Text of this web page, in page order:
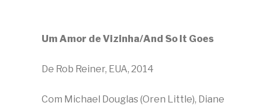
Um Amor de Vizinha/And So It Goes
De Rob Reiner, EUA, 2014
Com Michael Douglas (Oren Little), Diane